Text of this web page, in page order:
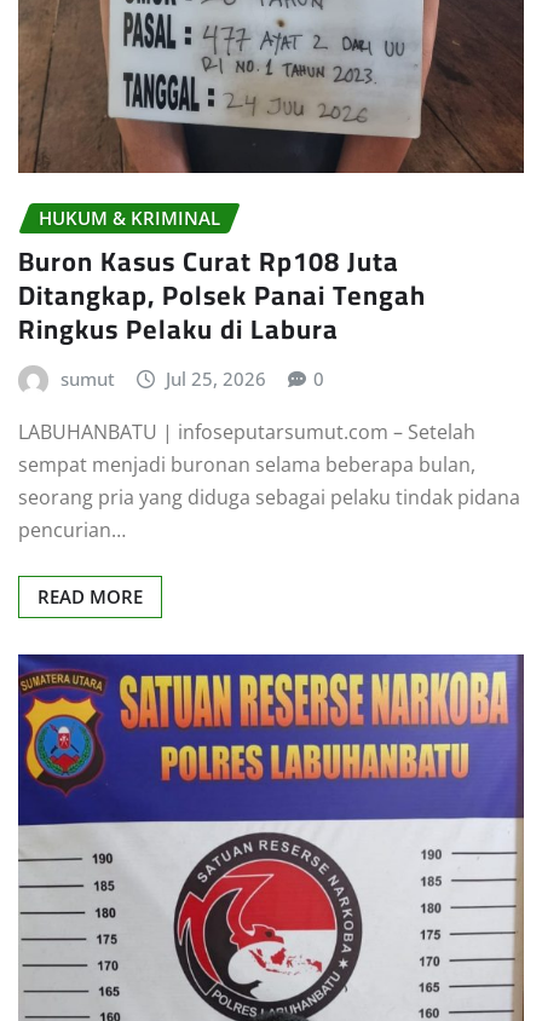
HUKUM & KRIMINAL
Buron Kasus Curat Rp108 Juta
Ditangkap, Polsek Panai Tengah
Ringkus Pelaku di Labura
sumut Jul 25, 2026 0
LABUHANBATU | infoseputarsumut.com – Setelah
sempat menjadi buronan selama beberapa bulan,
seorang pria yang diduga sebagai pelaku tindak pidana
pencurian…
READ MORE